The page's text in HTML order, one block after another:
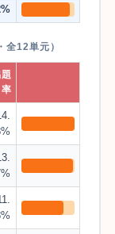
全12単元）
率